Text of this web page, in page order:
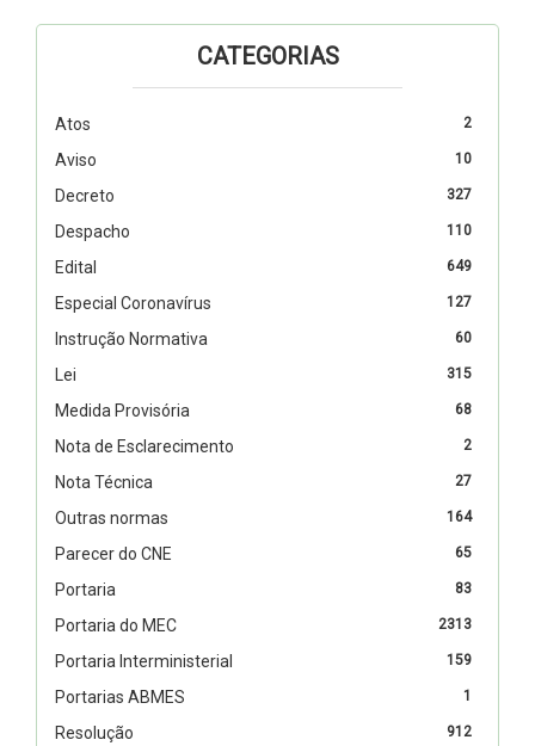
CATEGORIAS
2
Atos
10
Aviso
327
Decreto
110
Despacho
649
Edital
127
Especial Coronavírus
60
Instrução Normativa
315
Lei
68
Medida Provisória
2
Nota de Esclarecimento
27
Nota Técnica
164
Outras normas
65
Parecer do CNE
83
Portaria
2313
Portaria do MEC
159
Portaria Interministerial
1
Portarias ABMES
912
Resolução